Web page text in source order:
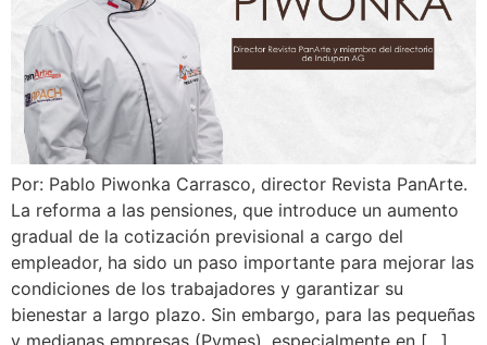
Por: Pablo Piwonka Carrasco, director Revista PanArte.
La reforma a las pensiones, que introduce un aumento
gradual de la cotización previsional a cargo del
empleador, ha sido un paso importante para mejorar las
condiciones de los trabajadores y garantizar su
bienestar a largo plazo. Sin embargo, para las pequeñas